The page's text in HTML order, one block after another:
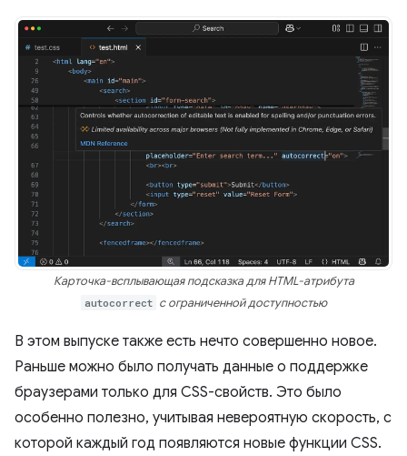
Карточка-всплывающая подсказка для HTML-атрибута
autocorrect с ограниченной доступностью
В этом выпуске также есть нечто совершенно новое.
Раньше можно было получать данные о поддержке
браузерами только для CSS-свойств. Это было
особенно полезно, учитывая невероятную скорость, с
которой каждый год появляются новые функции CSS.